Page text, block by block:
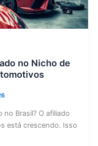
no Nicho de
no Brasil? O afiliado
está crescendo. Isso